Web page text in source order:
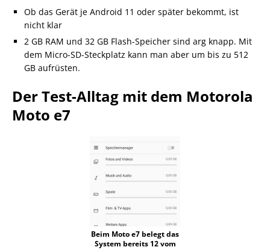
Ob das Gerät je Android 11 oder später bekommt, ist
nicht klar
2 GB RAM und 32 GB Flash-Speicher sind arg knapp. Mit
dem Micro-SD-Steckplatz kann man aber um bis zu 512
GB aufrüsten.
Der Test-Alltag mit dem Motorola
Moto e7
Beim Moto e7 belegt das
System bereits 12 vom